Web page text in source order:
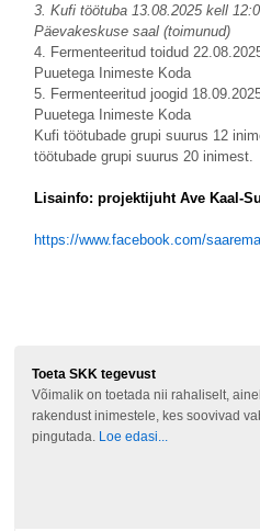
3. Kufi töötuba 13.08.2025 kell
Päevakeskuse saal (toimunud)
4. Fermenteeritud toidud
Puuetega Inimeste Koda
5. Fermenteeritud joogid
Puuetega Inimeste Koda
Kufi töötubade grupi suurus 12
töötubade grupi suurus 20 inimest.
Lisainfo: projektijuht Ave Kaal-
https://www.facebook.com/
Toeta SKK tegevust
Võimalik on toetada nii rahaliselt,
rakendust inimestele, kes soovivad
pingutada. Loe edasi...